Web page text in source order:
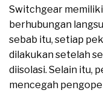
Switchgear
berhubungan
sebab itu, setiap
dilakukan setelah
diisolasi. Selain itu,
mencegah